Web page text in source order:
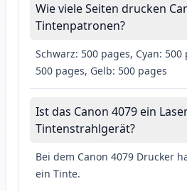
Wie viele Seiten drucken
Tintenpatronen?
Schwarz: 500 pages, Cyan:
500 pages, Gelb: 500 pages
Ist das Canon 4079 ein
Tintenstrahlgerät?
Bei dem Canon 4079 Drucker
ein Tinte.